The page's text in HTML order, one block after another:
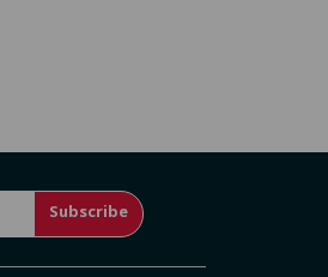
Subscribe